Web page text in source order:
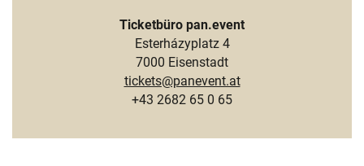
Ticketbüro pan.event
Esterházyplatz 4
7000 Eisenstadt
tickets@panevent.at
+43 2682 65 0 65